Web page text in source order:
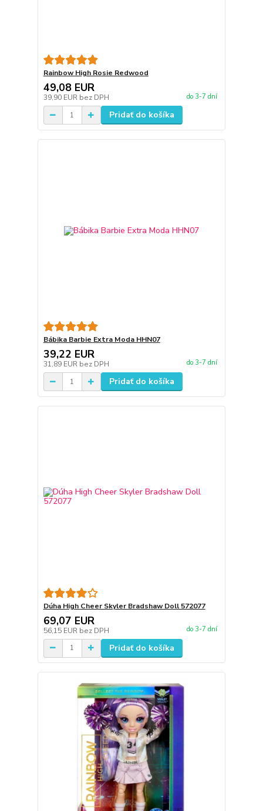
Rainbow High Rosie Redwood
49,08 EUR
39,90 EUR bez DPH do 3-7 dní
Pridať do košíka
Bábika Barbie Extra Moda HHN07
39,22 EUR
31,89 EUR bez DPH do 3-7 dní
Pridať do košíka
Dúha High Cheer Skyler Bradshaw Doll 572077
69,07 EUR
56,15 EUR bez DPH do 3-7 dní
Pridať do košíka